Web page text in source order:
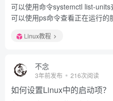
可以使用命令systemctl list-
可以使用ps命令查看正在运行的
Linux教程
不念
3年前发布 216次阅读
如何设置Linux中的启动项？